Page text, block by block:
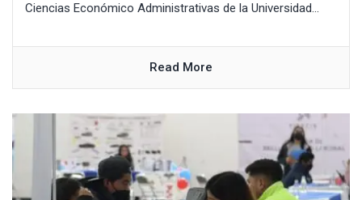
Ciencias Económico Administrativas de la Universidad...
Read More